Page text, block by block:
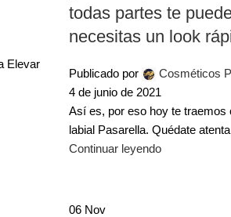
Elevar
todas partes te
necesitas un look
Publicado por
Cosméticos
4 de junio de 2021
Así es, por eso hoy te traemos
labial Pasarella. Quédate
Continuar leyendo
06 Nov